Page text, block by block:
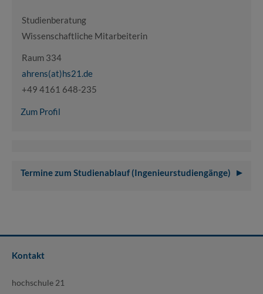
Studienberatung
Wissenschaftliche Mitarbeiterin
Raum 334
ahrens(at)hs21.de
+49 4161 648-235
Zum Profil
Termine zum Studienablauf (Ingenieurstudiengänge)
Kontakt
hochschule 21